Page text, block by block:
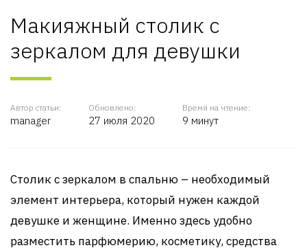
Макияжный столик с
зеркалом для девушки
Автор статьи:
manager
Обновлено:
27 июля 2020
Время на чтение:
9 минут
Столик с зеркалом в спальню – необходимый
элемент интерьера, который нужен каждой
девушке и женщине. Именно здесь удобно
разместить парфюмерию, косметику, средства